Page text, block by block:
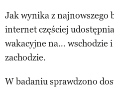
Jak wynika z najnowszego
internet częściej
wakacyjne na… wschodzie
zachodzie.
W badaniu sprawdzono